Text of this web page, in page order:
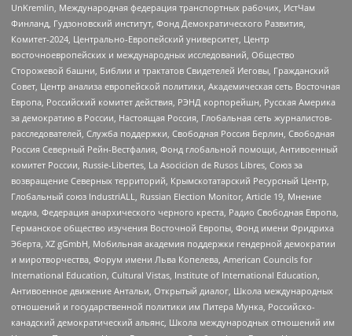
UnKremlin, Международная федерация транспортных рабочих, ИстЧам
Финланд, Гудзоновский институт, Фонд Демократического Развития,
Комитет-2024, Центрально-Европейский университет, Центр
восточноевропейских и международных исследований, Общество
Сторожевой башни, Библии и трактатов Свидетелей Иеговы, Гражданский
Совет, Центр анализа европейской политики, Академическая сеть Восточная
Европа, Российский комитет действия, РЭНД корпорейшн, Русская Америка
за демократию в России, Настоящая Россия, Глобальная сеть журналистов-
расследователей, Служба поддержки, Свободная Россия Берлин, Свободная
Россия Северный Рейн-Вестфалия, Фонд глобальной помощи, Антивоенный
комитет России, Russie-Libertes, La Asocicion de Rusos Libres, Союз за
возвращение Северных территорий, Крымскотатарский Ресурсный Центр,
Глобальный союз IndustriALL, Russian Election Monitor, Article 19, Мнение
медиа, Федерация анархического черного креста, Радио Свободная Европа,
Германское общество изучения Восточной Европы, Фонд имени Фридриха
Эберта, XZ gGmbH, Мобильная академия поддержки гендерной демократии
и миротворчества, Форум имени Льва Копелева, American Councils for
International Education, Cultural Vistas, Institute of International Education,
Антивоенное движение Антальи, Открытый диалог, Школа международных
отношений и государственной политики им Питера Мунка, Российско-
канадский демократический альянс, Школа международных отношений им